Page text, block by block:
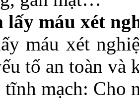
máu xét
xét
tố an toàn và
tĩnh mạch: